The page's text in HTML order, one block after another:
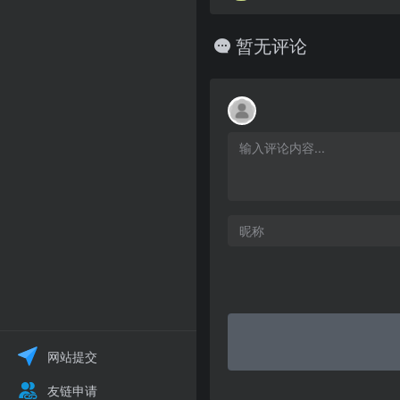
网站提交
友链申请
暂无评论